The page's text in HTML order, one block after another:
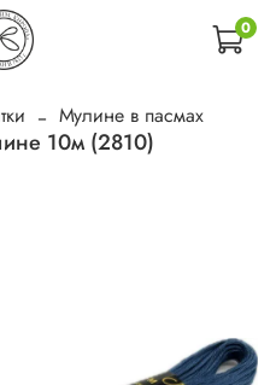
0
Мулине в пасмах
10м (2810)